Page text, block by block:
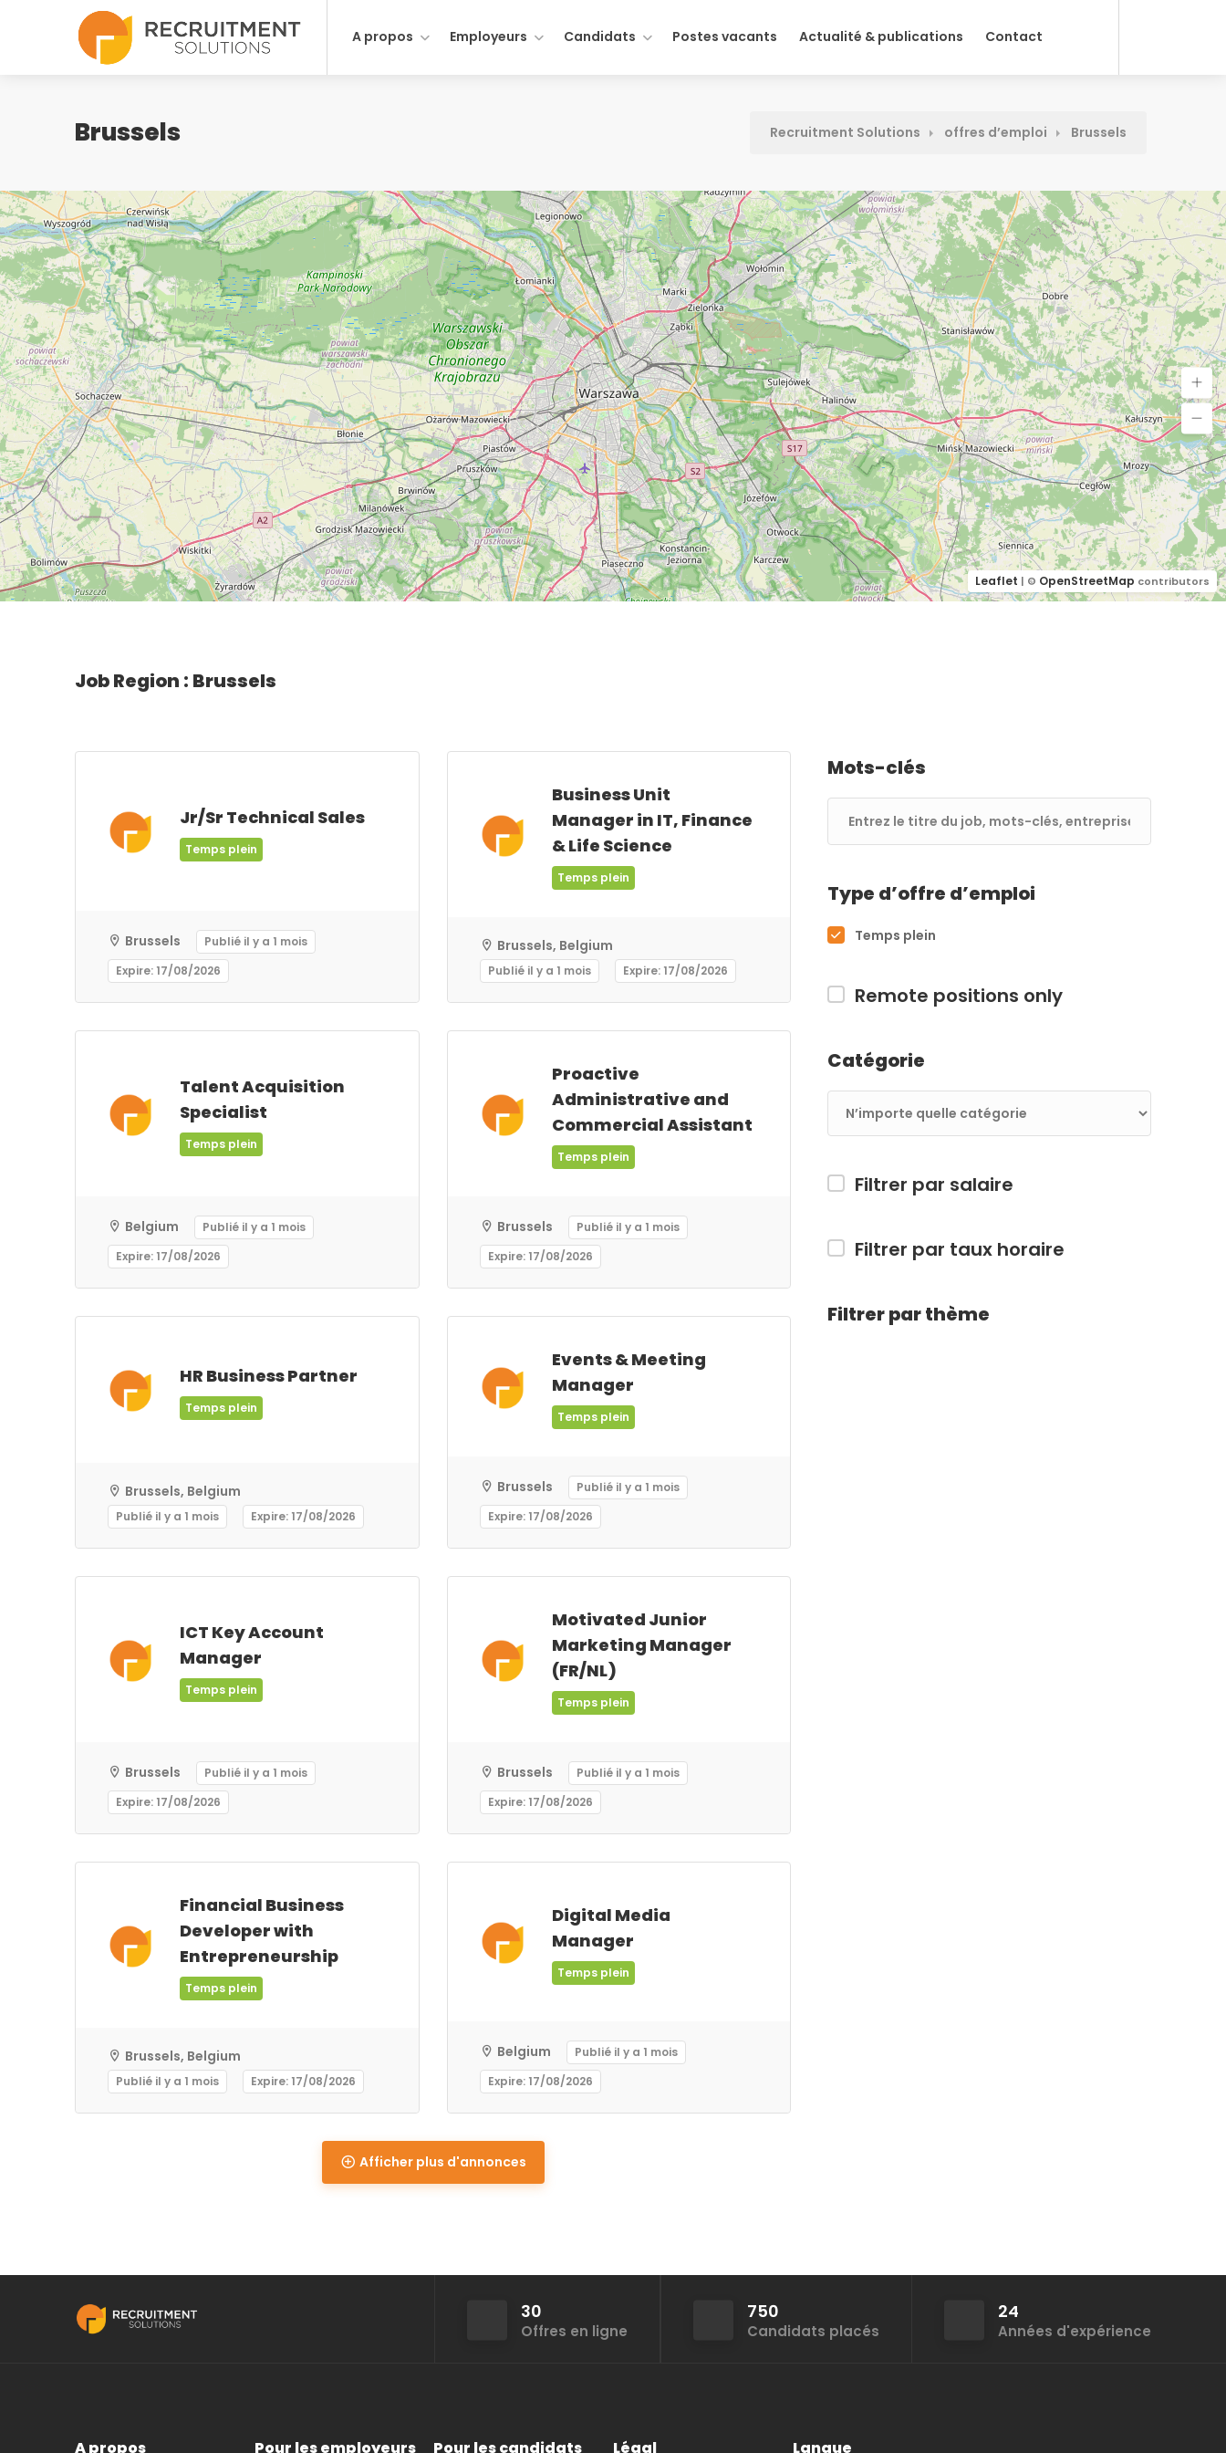
A propos Employeurs Candidats Postes vacants Actualité & publications Contact
Brussels Recruitment Solutions offres d’emploi Brussels
Leaflet | © OpenStreetMap contributors
Job Region : Brussels
Mots-clés
Type d’offre d’emploi
Temps plein
Remote positions only
Catégorie
Filtrer par salaire
Filtrer par taux horaire
Filtrer par thème
Jr/Sr Technical Sales
Temps plein
Brussels
Publié il y a 1 mois
Expire: 17/08/2026
Business Unit
Manager in IT, Finance
& Life Science
Temps plein
Brussels, Belgium
Publié il y a 1 mois Expire: 17/08/2026
Talent Acquisition
Specialist
Temps plein
Belgium
Publié il y a 1 mois
Expire: 17/08/2026
Proactive
Administrative and
Commercial Assistant
Temps plein
Brussels
Publié il y a 1 mois
Expire: 17/08/2026
HR Business Partner
Temps plein
Brussels, Belgium
Publié il y a 1 mois Expire: 17/08/2026
Events & Meeting
Manager
Temps plein
Brussels
Publié il y a 1 mois
Expire: 17/08/2026
ICT Key Account
Manager
Temps plein
Brussels
Publié il y a 1 mois
Expire: 17/08/2026
Motivated Junior
Marketing Manager
(FR/NL)
Temps plein
Brussels
Publié il y a 1 mois
Expire: 17/08/2026
Financial Business
Developer with
Entrepreneurship
Temps plein
Brussels, Belgium
Publié il y a 1 mois Expire: 17/08/2026
Digital Media
Manager
Temps plein
Belgium
Publié il y a 1 mois
Expire: 17/08/2026
Afficher plus d'annonces
30
Offres en ligne
750
Candidats placés
24
Années d'expérience
A propos Pour les employeurs Pour les candidats Légal Langue